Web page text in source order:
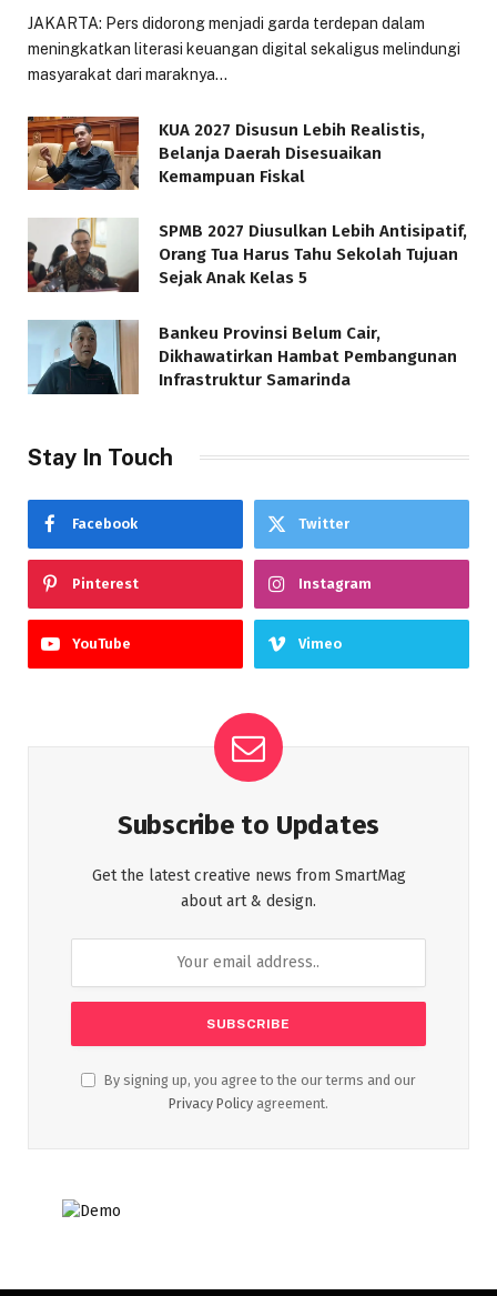
JAKARTA: Pers didorong menjadi garda terdepan dalam
meningkatkan literasi keuangan digital sekaligus melindungi
masyarakat dari maraknya…
KUA 2027 Disusun Lebih Realistis,
Belanja Daerah Disesuaikan
Kemampuan Fiskal
SPMB 2027 Diusulkan Lebih Antisipatif,
Orang Tua Harus Tahu Sekolah Tujuan
Sejak Anak Kelas 5
Bankeu Provinsi Belum Cair,
Dikhawatirkan Hambat Pembangunan
Infrastruktur Samarinda
Stay In Touch
Facebook Twitter
Pinterest Instagram
YouTube Vimeo
Subscribe to Updates
Get the latest creative news from SmartMag
about art & design.
By signing up, you agree to the our terms and our
Privacy Policy agreement.